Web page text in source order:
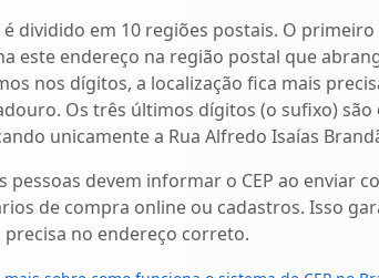
é dividido em 10 regiões postais. O primeiro
este endereço na região postal que
nos dígitos, a localização fica mais
Os três últimos dígitos (o sufixo)
unicamente a Rua Alfredo Isaías
pessoas devem informar o CEP ao enviar
de compra online ou cadastros. Isso
precisa no endereço correto.